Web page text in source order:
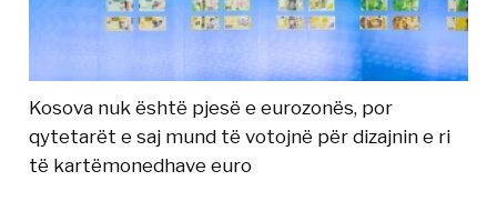
Kosova nuk është pjesë e eurozonës, por
qytetarët e saj mund të votojnë për dizajnin e ri
të kartëmonedhave euro